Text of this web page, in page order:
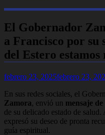
El Gobernador
a Francisco por su
del Estero
febrero 23, 2025febrero 23,
En sus redes sociales, el
Zamora, envió un mensaje
de su delicado estado de salud.
expresó su deseo de pronta
guía espiritual.